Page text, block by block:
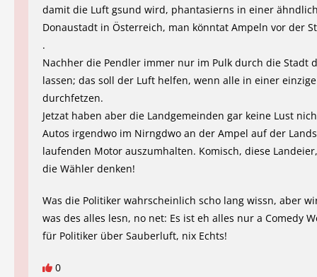
damit die Luft gsund wird, phantasierns in einer
Donaustadt in Österreich, man könntat Ampeln vor der
.
Nachher die Pendler immer nur im Pulk durch die Stadt
lassen; das soll der Luft helfen, wenn alle in einer
durchfetzen.
Jetzat haben aber die Landgemeinden gar keine Lust
Autos irgendwo im Nirngdwo an der Ampel auf der
laufenden Motor auszumhalten. Komisch, diese
die Wähler denken!
Was die Politiker wahrscheinlich scho lang wissn, aber
was des alles lesn, no net: Es ist eh alles nur a Comedy
für Politiker über Sauberluft, nix Echts!
0